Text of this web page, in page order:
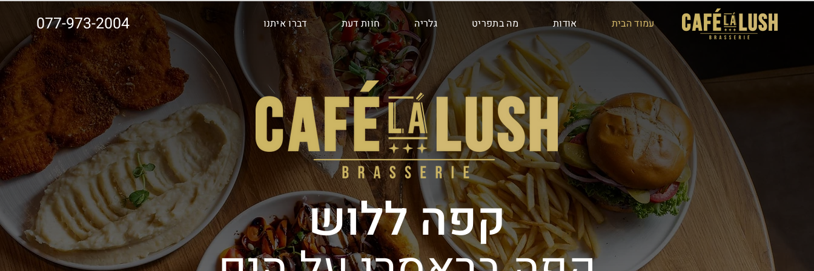
077-973-2004 עמוד הבית אודות מה בתפריט גלריה חוות דעת דברו איתנו
קפה ללוש